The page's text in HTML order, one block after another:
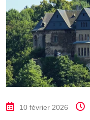
10 février 2026